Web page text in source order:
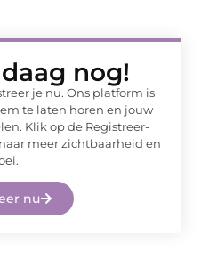
nog!
je nu. Ons platform is
te laten horen en jouw
Klik op de Registreer-
meer zichtbaarheid en
nu